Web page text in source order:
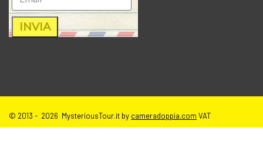
© 2013 - 2026 MysteriousTour.it by cameradoppia.com VAT